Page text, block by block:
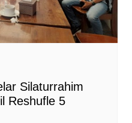
Silaturrahim
Reshufle 5